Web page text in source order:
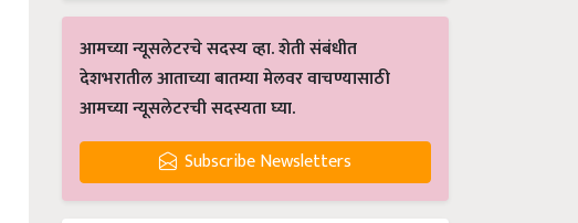
आमच्या न्यूसलेटरचे सदस्य व्हा. शेती संबंधीत
देशभरातील आताच्या बातम्या मेलवर वाचण्यासाठी
आमच्या न्यूसलेटरची सदस्यता घ्या.
Subscribe Newsletters